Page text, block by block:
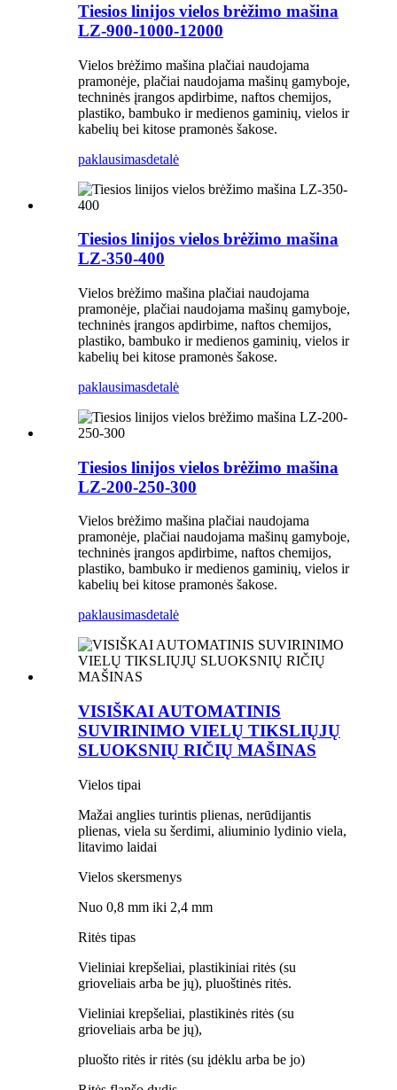
Tiesios linijos vielos brėžimo mašina
LZ-900-1000-12000
Vielos brėžimo mašina plačiai naudojama
pramonėje, plačiai naudojama mašinų gamyboje,
techninės įrangos apdirbime, naftos chemijos,
plastiko, bambuko ir medienos gaminių, vielos ir
kabelių bei kitose pramonės šakose.
paklausimasdetalė
Tiesios linijos vielos brėžimo mašina
LZ-350-400
Vielos brėžimo mašina plačiai naudojama
pramonėje, plačiai naudojama mašinų gamyboje,
techninės įrangos apdirbime, naftos chemijos,
plastiko, bambuko ir medienos gaminių, vielos ir
kabelių bei kitose pramonės šakose.
paklausimasdetalė
Tiesios linijos vielos brėžimo mašina
LZ-200-250-300
Vielos brėžimo mašina plačiai naudojama
pramonėje, plačiai naudojama mašinų gamyboje,
techninės įrangos apdirbime, naftos chemijos,
plastiko, bambuko ir medienos gaminių, vielos ir
kabelių bei kitose pramonės šakose.
paklausimasdetalė
VISIŠKAI AUTOMATINIS
SUVIRINIMO VIELŲ TIKSLIŲJŲ
SLUOKSNIŲ RIČIŲ MAŠINAS
Vielos tipai
Mažai anglies turintis plienas, nerūdijantis
plienas, viela su šerdimi, aliuminio lydinio viela,
litavimo laidai
Vielos skersmenys
Nuo 0,8 mm iki 2,4 mm
Ritės tipas
Vieliniai krepšeliai, plastikiniai ritės (su
grioveliais arba be jų), pluoštinės ritės.
Vieliniai krepšeliai, plastikinės ritės (su
grioveliais arba be jų),
pluošto ritės ir ritės (su įdėklu arba be jo)